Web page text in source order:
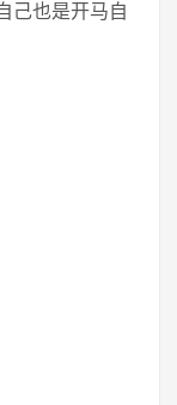
己也是开马自